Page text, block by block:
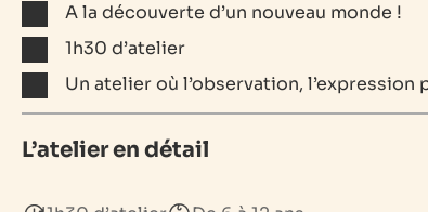
A la découverte d’un nouveau monde !
1h30 d’atelier
Un atelier où l’observation,
L’atelier en détail